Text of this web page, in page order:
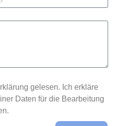
gelesen. Ich erkläre
Daten für die Bearbeitung